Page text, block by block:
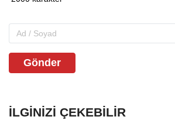
Gönder
İLGINIZI ÇEKEBILIR